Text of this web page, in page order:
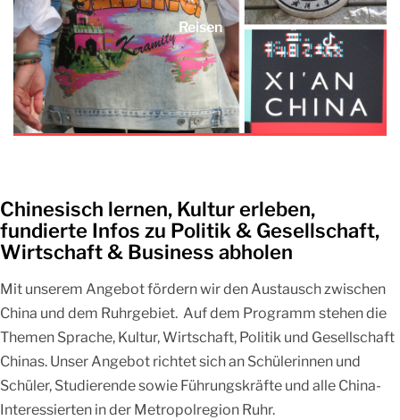
Reisen
Chinesisch lernen, Kultur erleben,
fundierte Infos zu Politik & Gesellschaft,
Wirtschaft & Business abholen
Mit unserem Angebot fördern wir den Austausch zwischen
China und dem Ruhrgebiet. Auf dem Programm stehen die
Themen Sprache, Kultur, Wirtschaft, Politik und Gesellschaft
Chinas. Unser Angebot richtet sich an Schülerinnen und
Schüler, Studierende sowie Führungskräfte und alle China-
Interessierten in der Metropolregion Ruhr.